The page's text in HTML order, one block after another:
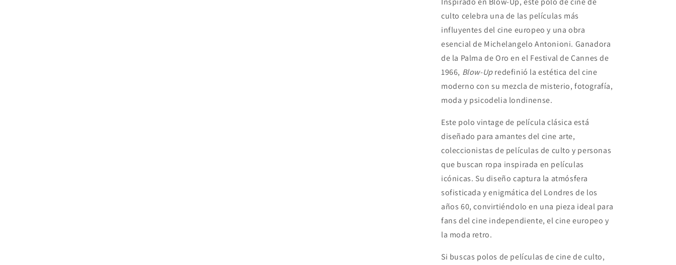
culto celebra una de las películas más
influyentes del cine europeo y una obra
esencial de Michelangelo Antonioni. Ganadora
de la Palma de Oro en el Festival de Cannes de
1966, Blow-Upredefinió la estética del cine
moderno con su mezcla de misterio, fotografía,
moda y psicodelia londinense.
Este polo vintage de película clásica está
diseñado para amantes del cine arte,
coleccionistas de películas de culto y personas
que buscan ropa inspirada en películas
icónicas. Su diseño captura la atmósfera
sofisticada y enigmática del Londres de los
años 60, convirtiéndolo en una pieza ideal para
fans del cine independiente, el cine europeo y
la moda retro.
Si buscas polos de películas de cine de culto,